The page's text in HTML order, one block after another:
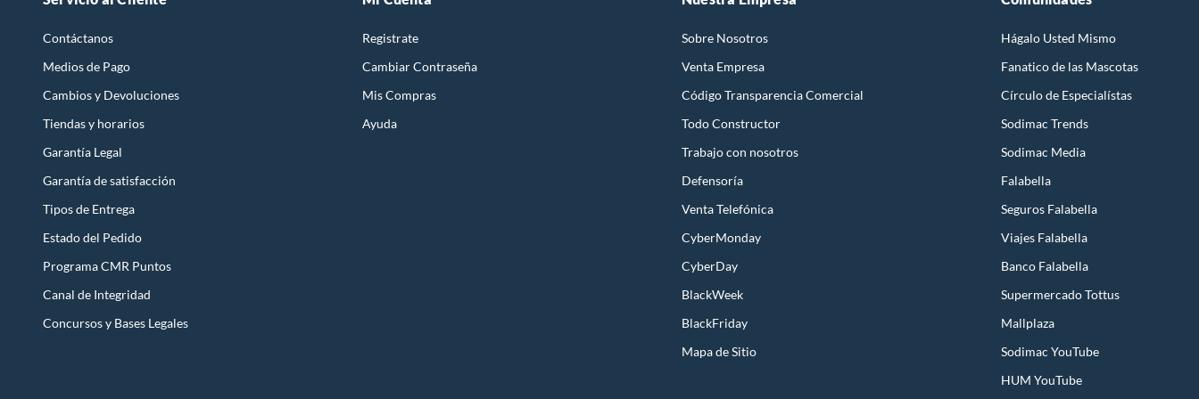
Contáctanos
Medios de Pago
Cambios y Devoluciones
Tiendas y horarios
Garantía Legal
Garantía de satisfacción
Tipos de Entrega
Estado del Pedido
Programa CMR Puntos
Canal de Integridad
Concursos y Bases Legales
Registrate
Cambiar Contraseña
Mis Compras
Ayuda
Sobre Nosotros
Venta Empresa
Código Transparencia Comercial
Todo Constructor
Trabajo con nosotros
Defensoría
Venta Telefónica
CyberMonday
CyberDay
BlackWeek
BlackFriday
Mapa de Sitio
Hágalo Usted Mismo
Fanatico de las Mascotas
Círculo de Especialístas
Sodimac Trends
Sodimac Media
Falabella
Seguros Falabella
Viajes Falabella
Banco Falabella
Supermercado Tottus
Mallplaza
Sodimac YouTube
HUM YouTube